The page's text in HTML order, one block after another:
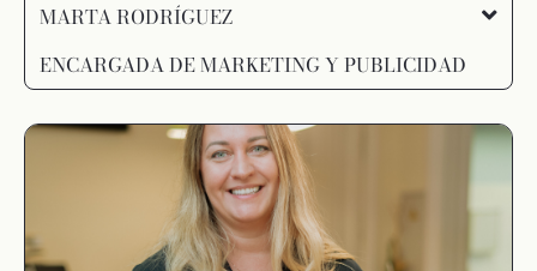
MARTA RODRÍGUEZ
ENCARGADA DE MARKETING Y PUBLICIDAD